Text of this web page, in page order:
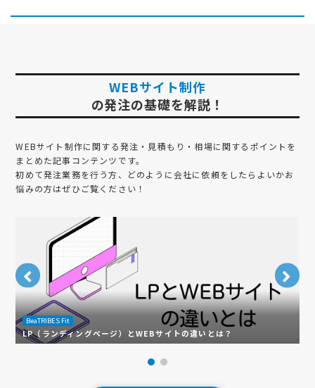
WEBサイト制作
の発注の基礎を解説！
WEBサイト制作に関する発注・見積もり・相場に関するポイントを
まとめた記事コンテンツです。
初めて発注業務を行う方、どのように会社に依頼をしたらよいかお
悩みの方はぜひご覧ください！
BeaTRIBES Fit
LP（ランディングページ）とWEBサイトの違いとは？